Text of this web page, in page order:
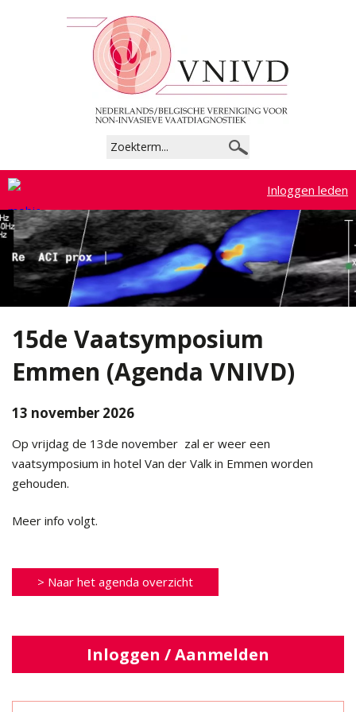
Inloggen leden
15de Vaatsymposium
Emmen (Agenda VNIVD)
13 november 2026
Op vrijdag de 13de november zal er weer een
vaatsymposium in hotel Van der Valk in Emmen worden
gehouden.
Meer info volgt.
> Naar het agenda overzicht
Inloggen / Aanmelden
Tarieven
Lidmaatschap
Registratie en accreditatie
Documenten